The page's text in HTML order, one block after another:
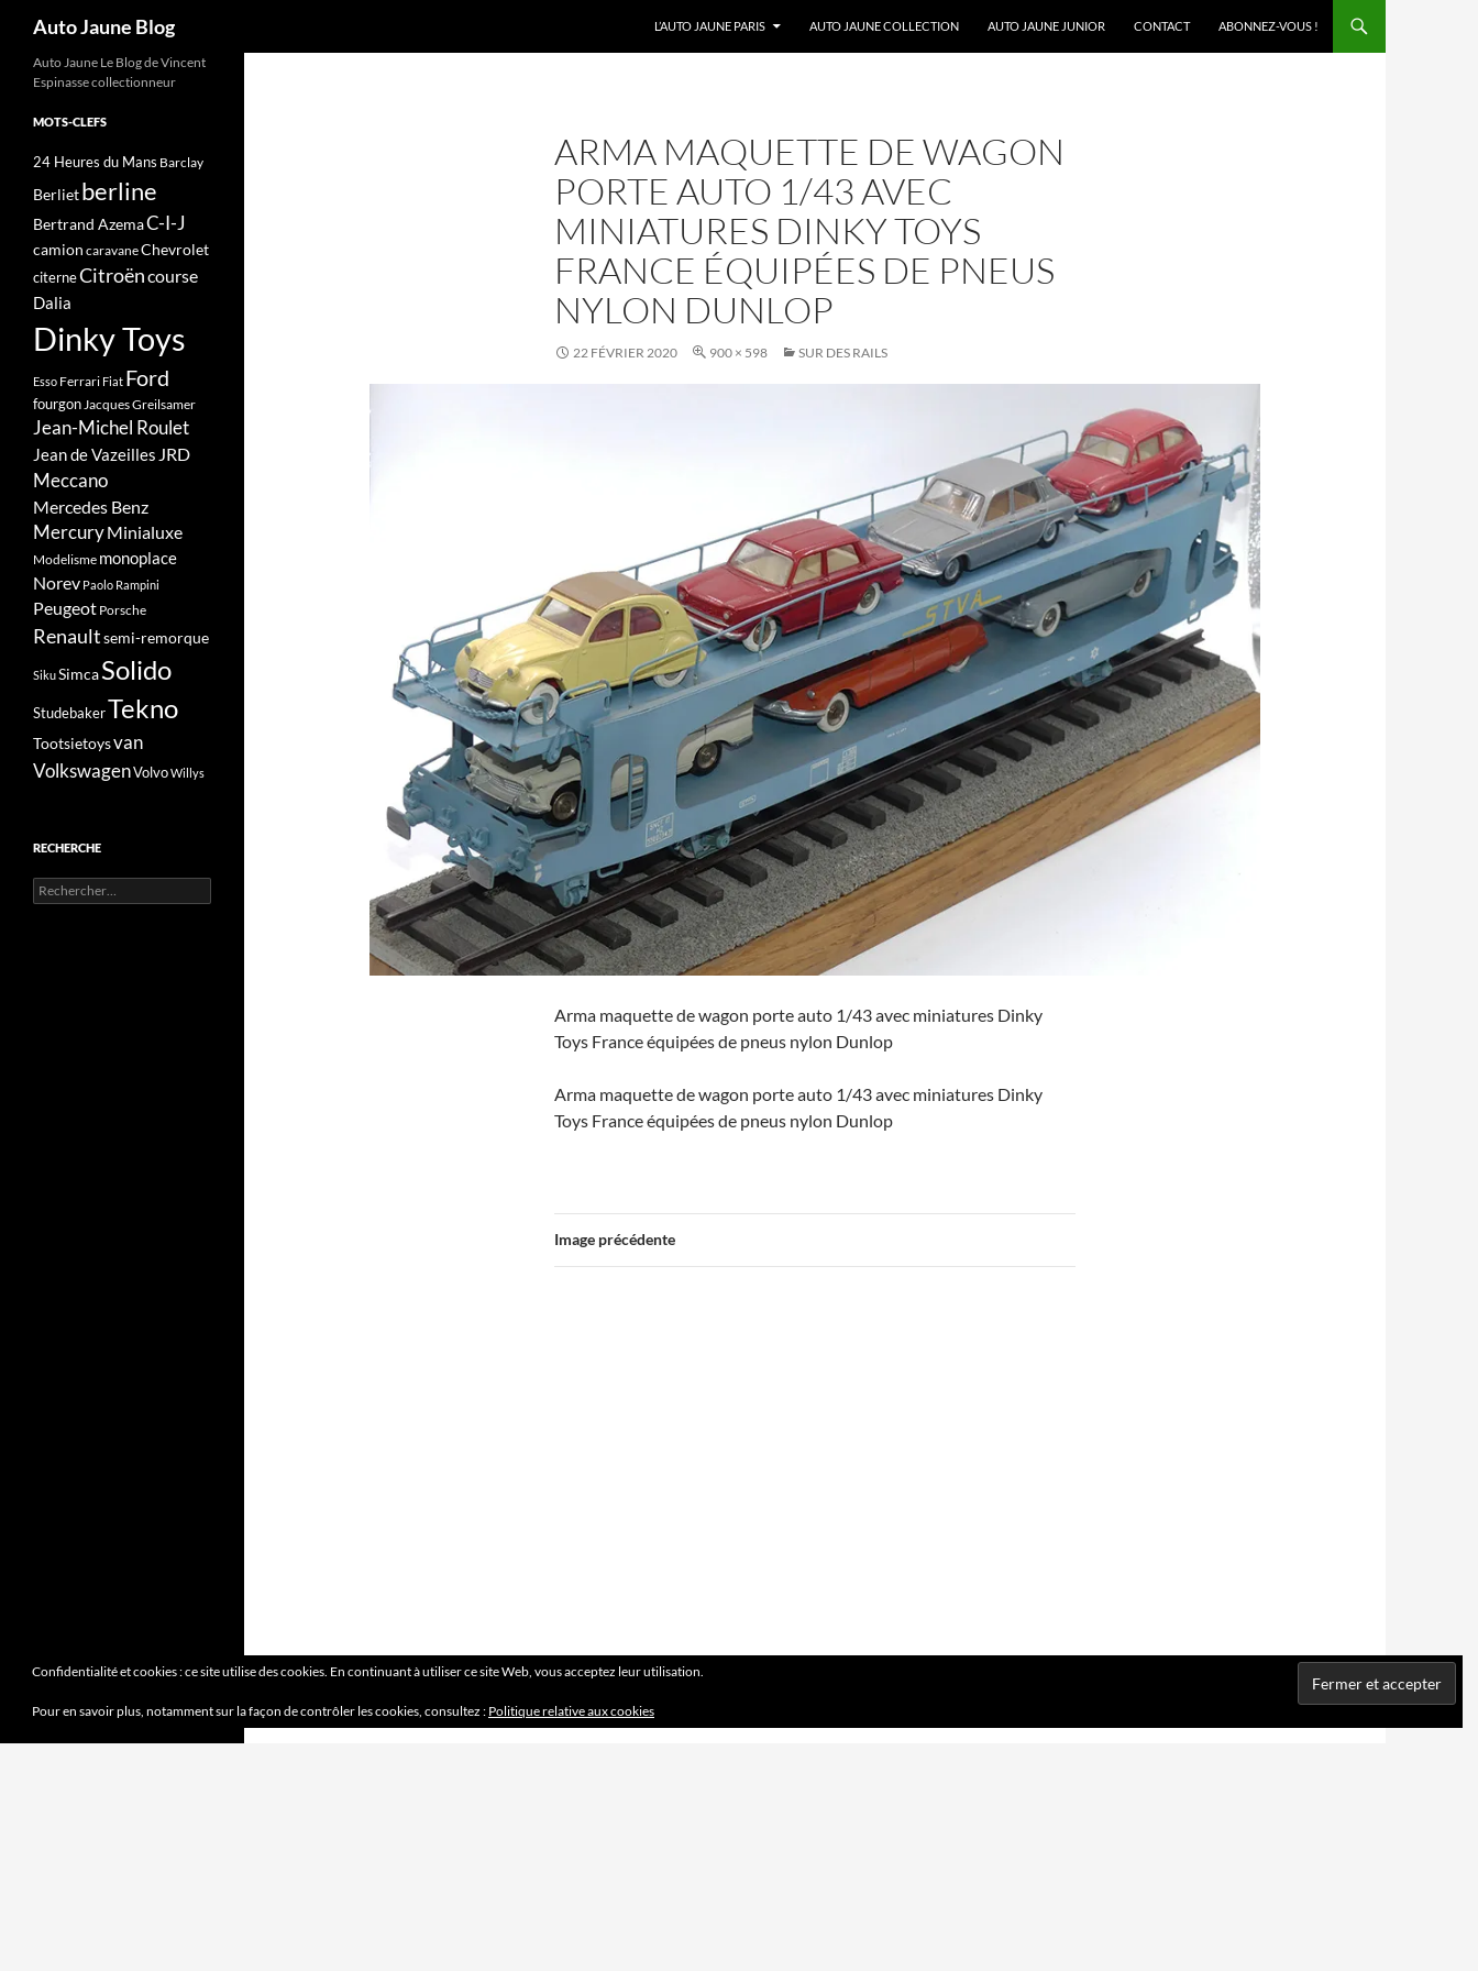
Auto Jaune Blog
L’AUTO JAUNE PARIS
AUTO JAUNE COLLECTION AUTO JAUNE JUNIOR CONTACT ABONNEZ-VOUS !
ARMA MAQUETTE DE WAGON
PORTE AUTO 1/43 AVEC
MINIATURES DINKY TOYS
FRANCE ÉQUIPÉES DE PNEUS
NYLON DUNLOP
22 FÉVRIER 2020 900 × 598 SUR DES RAILS
Arma maquette de wagon porte auto 1/43 avec miniatures Dinky
Toys France équipées de pneus nylon Dunlop
Arma maquette de wagon porte auto 1/43 avec miniatures Dinky
Toys France équipées de pneus nylon Dunlop
Image précédente
Auto Jaune Le Blog de Vincent
Espinasse collectionneur
MOTS-CLEFS
24 Heures du Mans Barclay
Berlietberline
Bertrand AzemaC-I-J
camion caravaneChevrolet
citerneCitroëncourse
Dalia
Dinky Toys
Esso Ferrari Fiat Ford
fourgonJacques Greilsamer
Jean-Michel Roulet
Jean de Vazeilles JRD
Meccano
Mercedes Benz
MercuryMinialuxe
Modelisme monoplace
Norev Paolo Rampini
Peugeot Porsche
Renaultsemi-remorque
SikuSimcaSolido
StudebakerTekno
Tootsietoysvan
VolkswagenVolvoWillys
RECHERCHE
Rechercher :
Confidentialité et cookies : ce site utilise des cookies. En continuant à utiliser ce site Web, vous acceptez leur utilisation.
Pour en savoir plus, notamment sur la façon de contrôler les cookies, consultez : Politique relative aux cookies